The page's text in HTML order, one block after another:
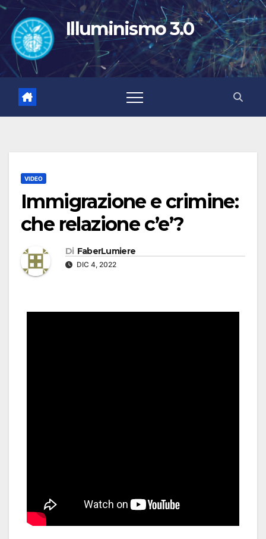
Salta
contenuto
Illuminismo 3.0
VIDEO
Immigrazione e crimine:
che relazione c’e’?
Di FaberLumiere
DIC 4, 2022